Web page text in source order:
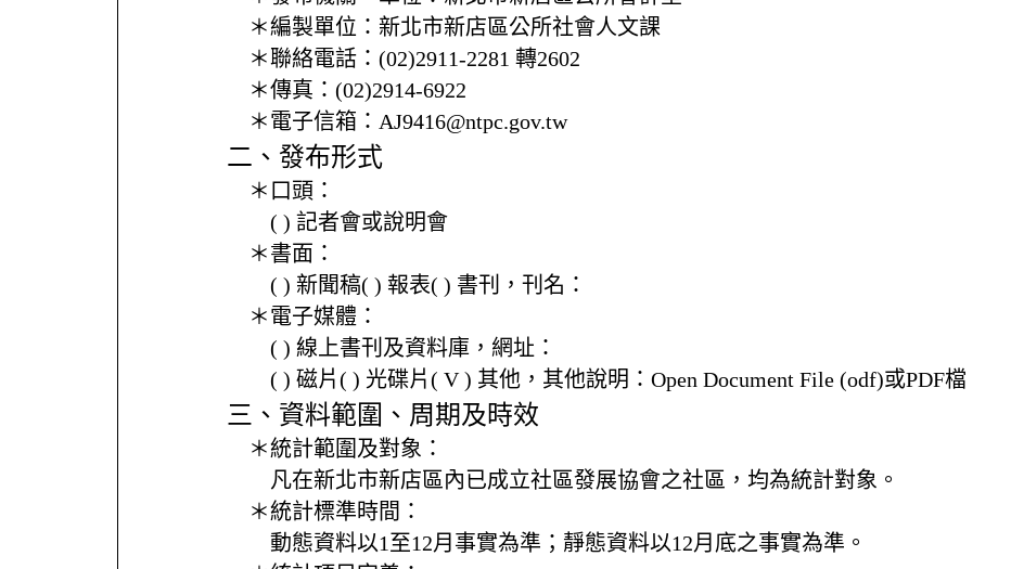
＊編製單位： 新北市新店區公所社會人文課
＊聯絡電話： (02)2911-2281 轉2602
＊傳真： (02)2914-6922
＊電子信箱： AJ9416@ntpc.gov.tw
二、發布形式
＊口頭：
( ) 記者會或說明會
＊書面：
( ) 新聞稿( ) 報表( ) 書刊，刊名：
＊電子媒體：
( ) 線上書刊及資料庫，網址：
( ) 磁片( ) 光碟片( V ) 其他， 其他說明： Open Document File (odf)或PDF檔
三、資料範圍、周期及時效
＊統計範圍及對象：
凡在新北市新店區內已成立社區發展協會之社區，均為統計對象。
＊統計標準時間：
動態資料以1至12月事實為準；靜態資料以12月底之事實為準。